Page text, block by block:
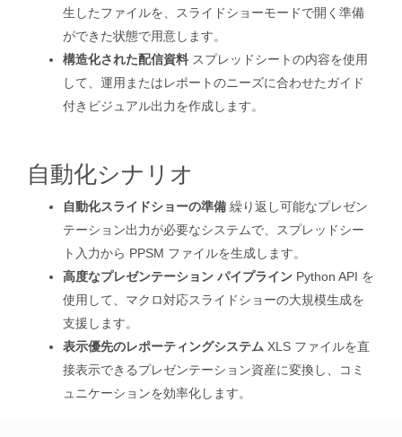
生したファイルを、スライドショーモードで開く準備
ができた状態で用意します。
構造化された配信資料 スプレッドシートの内容を使用
して、運用またはレポートのニーズに合わせたガイド
付きビジュアル出力を作成します。
自動化シナリオ
自動化スライドショーの準備 繰り返し可能なプレゼン
テーション出力が必要なシステムで、スプレッドシー
ト入力から PPSM ファイルを生成します。
高度なプレゼンテーション パイプライン Python API を
使用して、マクロ対応スライドショーの大規模生成を
支援します。
表示優先のレポーティングシステム XLS ファイルを直
接表示できるプレゼンテーション資産に変換し、コミ
ュニケーションを効率化します。